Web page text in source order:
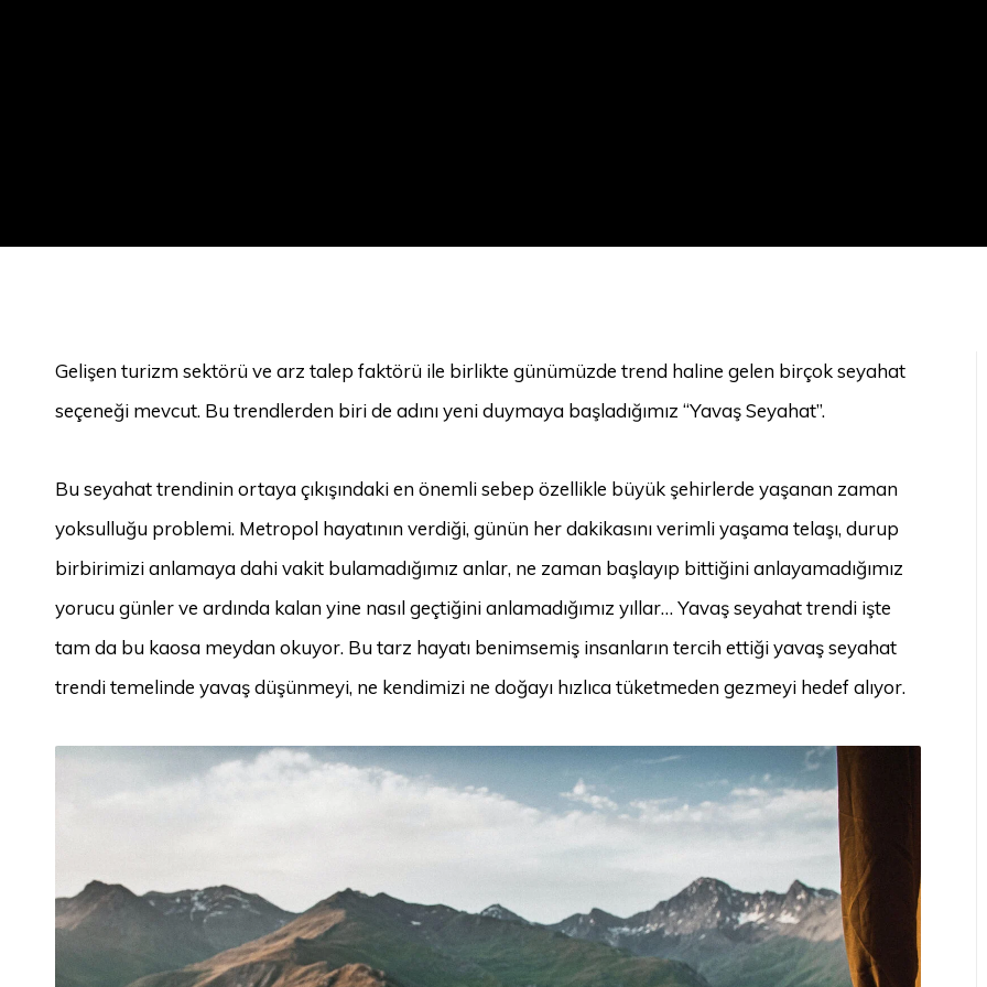
Gelişen turizm sektörü ve arz talep faktörü ile birlikte günümüzde trend haline gelen birçok seyahat
seçeneği mevcut. Bu trendlerden biri de adını yeni duymaya başladığımız “Yavaş Seyahat”.
Bu seyahat trendinin ortaya çıkışındaki en önemli sebep özellikle büyük şehirlerde yaşanan zaman
yoksulluğu problemi. Metropol hayatının verdiği, günün her dakikasını verimli yaşama telaşı, durup
birbirimizi anlamaya dahi vakit bulamadığımız anlar, ne zaman başlayıp bittiğini anlayamadığımız
yorucu günler ve ardında kalan yine nasıl geçtiğini anlamadığımız yıllar… Yavaş seyahat trendi işte
tam da bu kaosa meydan okuyor. Bu tarz hayatı benimsemiş insanların tercih ettiği yavaş seyahat
trendi temelinde yavaş düşünmeyi, ne kendimizi ne doğayı hızlıca tüketmeden gezmeyi hedef alıyor.